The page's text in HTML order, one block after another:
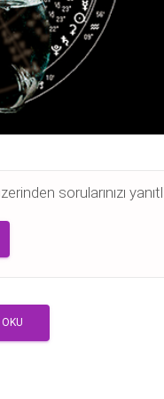
sorularınızı